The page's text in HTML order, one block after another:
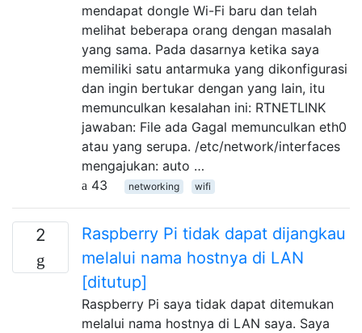
mendapat dongle Wi-Fi baru dan telah
melihat beberapa orang dengan masalah
yang sama. Pada dasarnya ketika saya
memiliki satu antarmuka yang dikonfigurasi
dan ingin bertukar dengan yang lain, itu
memunculkan kesalahan ini: RTNETLINK
jawaban: File ada Gagal memunculkan eth0
atau yang serupa. /etc/network/interfaces
mengajukan: auto …
43
networking wifi
2
Raspberry Pi tidak dapat dijangkau
melalui nama hostnya di LAN
[ditutup]
Raspberry Pi saya tidak dapat ditemukan
melalui nama hostnya di LAN saya. Saya